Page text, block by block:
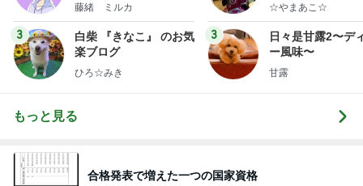
藤緒 ミルカ
3
白柴 『きなこ』 のお気
楽ブログ
ひろ☆みき
☆やまあこ☆
3
日々是甘露2〜デ
ー風味〜
甘露
もっと見る
合格発表で増えた一つの国家資格